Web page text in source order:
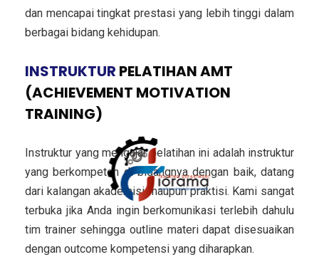
dan mencapai tingkat prestasi yang lebih tinggi dalam
berbagai bidang kehidupan.
INSTRUKTUR PELATIHAN AMT
(ACHIEVEMENT MOTIVATION
TRAINING)
Instruktur yang mengajar pelatihan ini adalah instruktur
yang berkompeten di bidangnya dengan baik, datang
dari kalangan akademisi maupun praktisi. Kami sangat
terbuka jika Anda ingin berkomunikasi terlebih dahulu
tim trainer sehingga outline materi dapat disesuaikan
dengan outcome kompetensi yang diharapkan.